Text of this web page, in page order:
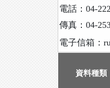
電話：04-
傳真：04-
電子信箱：
資料種類